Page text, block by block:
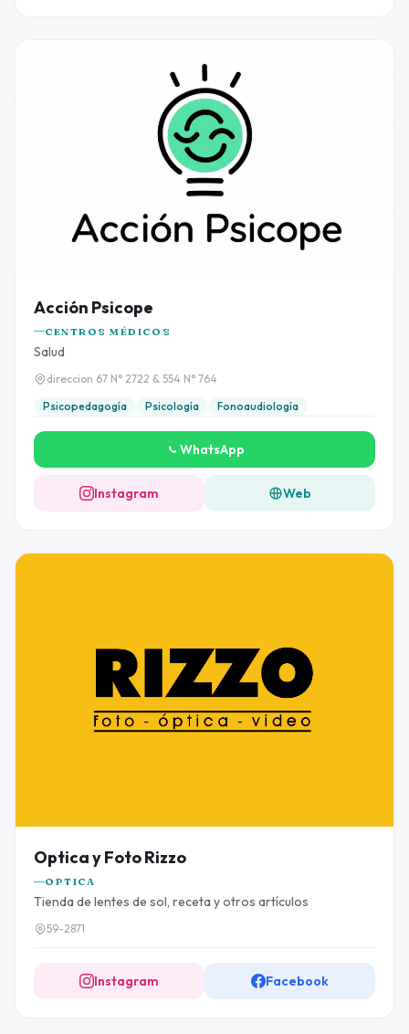
Acción Psicope
CENTROS MÉDICOS
Salud
direccion 67 N° 2722 & 554 N° 764
Psicopedagogía
Psicología Fonoaudiología
WhatsApp
Instagram Web
Optica y Foto Rizzo
OPTICA
Tienda de lentes de sol, receta y otros artículos
59-2871
Instagram Facebook